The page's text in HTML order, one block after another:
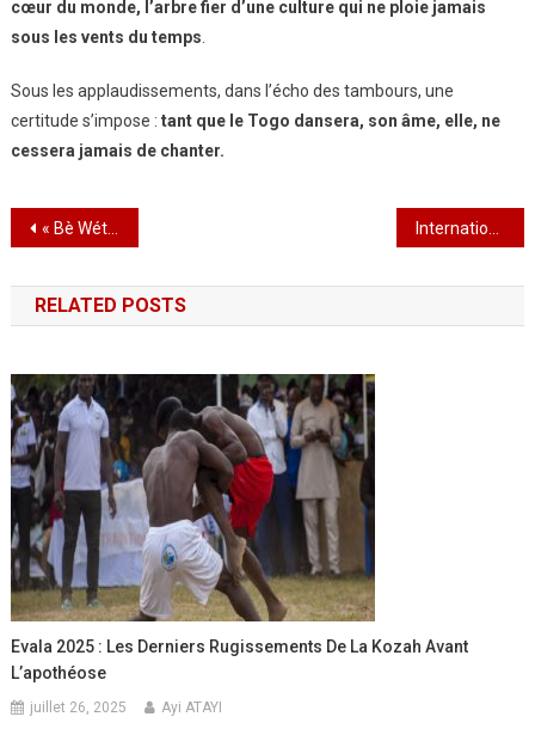
cœur du monde, l’arbre fier d’une culture qui ne ploie jamais
sous les vents du temps
Sous les applaudissements, dans l’écho des tambours, une
certitude s’impose : tant que le Togo dansera, son âme, elle, ne
cessera jamais de chanter.
Navigation
de
l’article
« Bè Wété Kômé : À Grandes Enjambées pour un Quartier Éclatant de Propreté
RELATED POSTS
Evala 2025 : Les Derniers Rugissements De La Kozah Avant
L’apothéose
juillet 26, 2025 Ayi ATAYI